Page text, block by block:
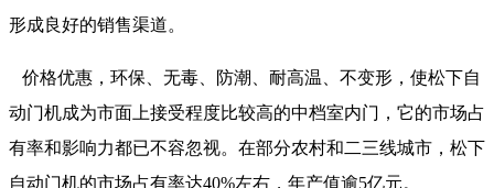
形成良好的销售渠道。
价格优惠，环保、无毒、防潮、耐高温、不变形，使松下自
动门机成为市面上接受程度比较高的中档室内门，它的市场占
有率和影响力都已不容忽视。在部分农村和二三线城市，松下
自动门机的市场占有率达40%左右，年产值逾5亿元。